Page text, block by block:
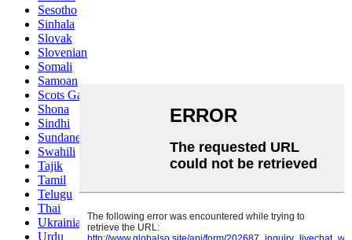
Sesotho
Sinhala
Slovak
Slovenian
Somali
Samoan
Scots Gaelic
Shona
Sindhi
Sundanese
Swahili
Tajik
Tamil
Telugu
Thai
Ukrainian
Urdu